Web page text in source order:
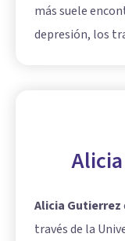
más suele
depresión, los
Alicia Gutierrez
través de la